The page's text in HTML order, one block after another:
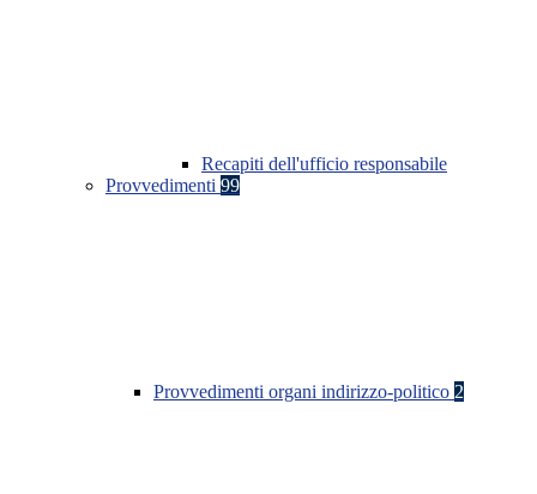
Recapiti dell'ufficio responsabile
Provvedimenti 99
Provvedimenti organi indirizzo-politico 2